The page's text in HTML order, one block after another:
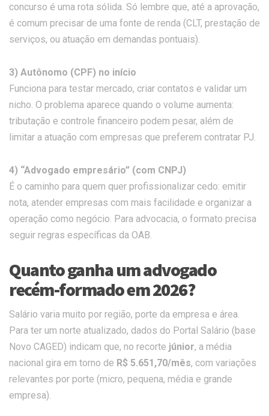
concurso é uma rota sólida. Só lembre que, até a aprovação,
é comum precisar de uma fonte de renda (CLT, prestação de
serviços, ou atuação em demandas pontuais).
3) Autônomo (CPF) no início
Funciona para testar mercado, criar contatos e validar um
nicho. O problema aparece quando o volume aumenta:
tributação e controle financeiro podem pesar, além de
limitar a atuação com empresas que preferem contratar PJ.
4) “Advogado empresário” (com CNPJ)
É o caminho para quem quer profissionalizar cedo: emitir
nota, atender empresas com mais facilidade e organizar a
operação como negócio. Para advocacia, o formato precisa
seguir regras específicas da OAB.
Quanto ganha um advogado
recém-formado em 2026?
Salário varia muito por região, porte da empresa e área.
Para ter um norte atualizado, dados do Portal Salário (base
Novo CAGED) indicam que, no recorte júnior, a média
nacional gira em torno de R$ 5.651,70/mês, com variações
relevantes por porte (micro, pequena, média e grande
empresa).